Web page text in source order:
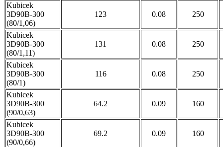
Kubicek
3D90B-300
(80/1,06)
123 0.08 250
Kubicek
3D90B-300
(80/1,11)
131 0.08 250
Kubicek
3D90B-300
(80/1)
116 0.08 250
Kubicek
3D90B-300
(90/0,63)
64.2 0.09 160
Kubicek
3D90B-300
(90/0,66)
69.2 0.09 160